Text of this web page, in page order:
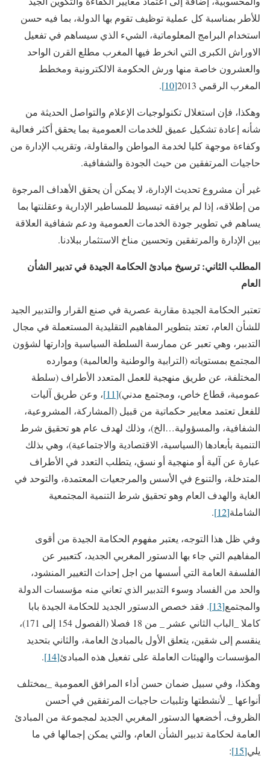
للأطر بمناسبة كل عملية توظيف تقوم بها الدولة، بما فيه حسن
استخدام البرامج المعلوماتية، الشيء الذي سيساهم في تفعيل
الاوراش الكبرى التي انخرط فيها المغرب مطلع القرن الواحد
والعشرون خاصة منها ورش الحكومة الالكترونية ومخطط
المغرب الرقمي 2013
[10]
.
وهكذا، فإن استغلال تكنولوجيات الإعلام والتواصل الحديثة من
شأنه إعادة تشكيل عميق للخدمات العمومية بما يحقق أكثر فعالية
وكفاءة موجهة كليا لخدمة المواطن والمقاولة، وتقريب الإدارة من
حاجيات المرتفقين من حيث الجودة والشفافية.
غير أن مشروع تحديث الإدارة، لا يمكن أن يحقق الأهداف المرجوة
من إطلاقه، إذا لم يرافقه تبسيط للمساطير الإدارية وعقلنتها بما
يساهم في تطوير جودة الخدمات العمومية ودعم شفافية العلاقة
بين الإدارة والمرتفقين وتحسين مناخ الاستثمار ببلادنا.
المطلب الثاني: ترسيخ مبادئ الحكامة الجيدة في تدبير الشأن
العام
تعتبر الحكامة الجيدة مقاربة عصرية في صنع القرار والتدبير الجيد
للشأن العام، تعتد بتطوير المفاهيم التقليدية المستعملة في مجال
التدبير، وهي تعبر عن ممارسة السلطة السياسية وإدارتها لشؤون
المجتمع بمستوياته (الترابية والوطنية والعالمية) وموارده
المختلفة، عن طريق منهجية للعمل المتعدد الأطراف (سلطة
عمومية، قطاع خاص، ومجتمع مدني)[11]
، وعن طريق آليات
للفعل تعتمد معايير حكماتية من قبيل (المشاركة، المشروعية،
الشفافية، والمسؤولية…الخ)، وذلك لهدف عام هو تحقيق شرط
التنمية بأبعادها (السياسية، الاقتصادية والاجتماعية)، وهي بذلك
عبارة عن آلية أو منهجية أو نسق، يتطلب التعدد في الأطراف
المتدخلة، والتنوع في الأسس والمرجعيات المعتمدة، والتوحد في
الغاية والهدف العام وهو تحقيق شرط التنمية المجتمعية
الشاملة[12]
.
وفي ظل هذا التوجه، يعتبر مفهوم الحكامة الجيدة من أقوى
المفاهيم التي جاء بها الدستور المغربي الجديد، كتعبير عن
الفلسفة العامة التي أسسها من اجل إحداث التغيير المنشود،
والحد من الفساد وسوء التدبير الذي تعاني منه مؤسسات الدولة
والمجتمع[13]
. فقد خصص الدستور الجديد للحكامة الجيدة بابا
كاملا _الباب الثاني عشر _ من 18 فصلا (الفصول 154 إلى 171)،
ينقسم إلى شقين، يتعلق الأول بالمبادئ العامة، والثاني بتحديد
المؤسسات والهيئات العاملة على تفعيل هذه المبادئ[14]
.
وهكذا، وفي سبيل ضمان حسن أداء المرافق العمومية _بمختلف
أنواعها _ لأنشطتها وتلبيات حاجيات المرتفقين في أحسن
الظروف، أخضعها الدستور المغربي الجديد لمجموعة من المبادئ
العامة لحكامة تدبير الشأن العام، والتي يمكن إجمالها في ما
يلي[15]
: